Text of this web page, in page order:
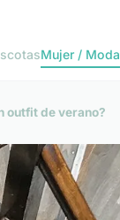
Mujer / Moda
outfit de verano?